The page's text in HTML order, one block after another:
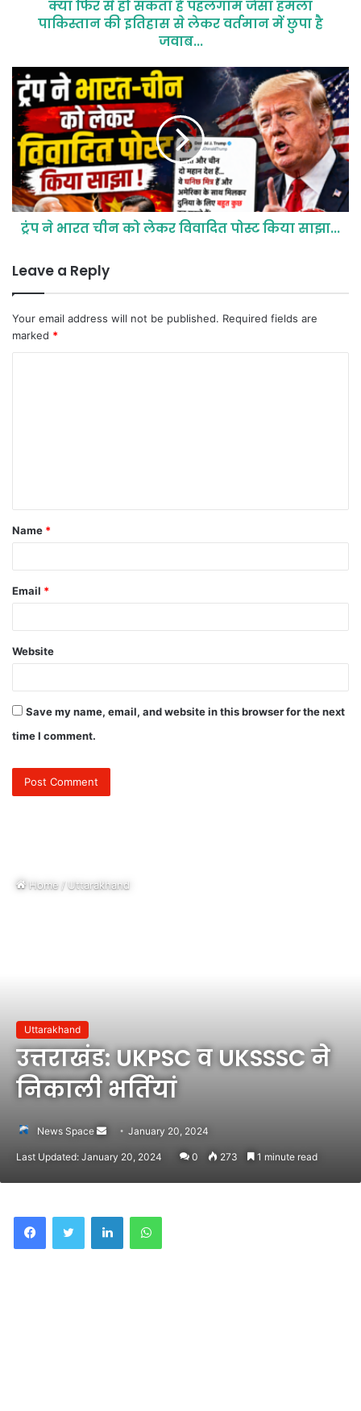
क्या फिर से हो सकता है पहलगाम जैसा हमला
पाकिस्तान की इतिहास से लेकर वर्तमान में छुपा है
जवाब...
ट्रंप ने भारत चीन को लेकर विवादित पोस्ट किया साझा...
Leave a Reply
Your email address will not be published. Required fields are
marked *
t
*
Name *
Email *
Website
Save my name, email, and website in this browser for the next
time I comment.